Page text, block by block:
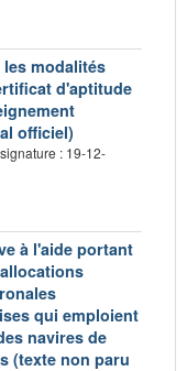
les modalités
d'aptitude
officiel)
: 19-12-
à l'aide portant
qui emploient
navires de
(texte non paru